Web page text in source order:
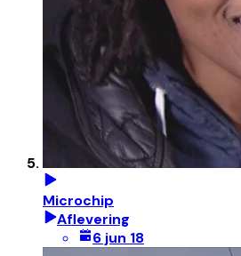
Microchip
Aflevering
6 jun 18